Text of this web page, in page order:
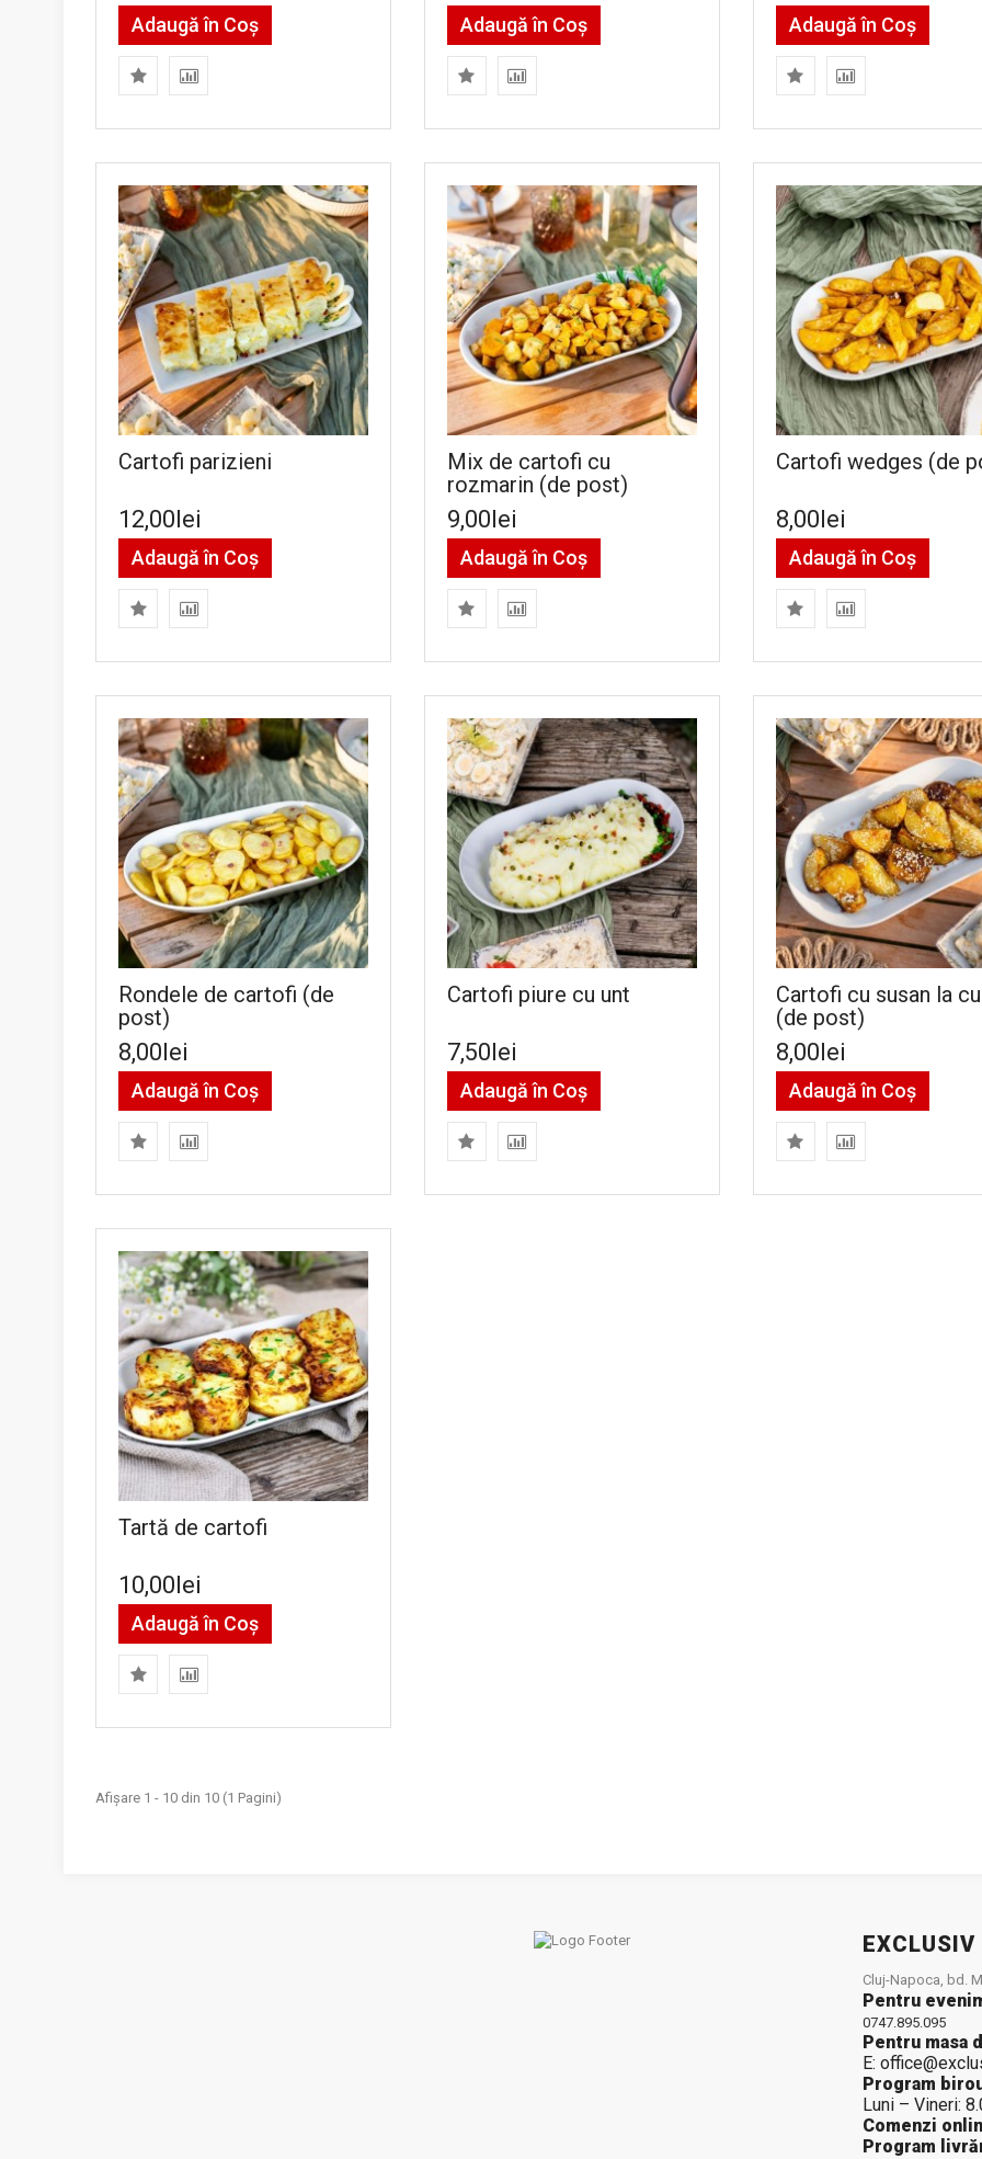
Adaugă în Coş Adaugă în Coş Adaugă în Coş
Cartofi parizieni
12,00lei
Adaugă în Coş
Mix de cartofi cu
rozmarin (de post)
9,00lei
Adaugă în Coş
Cartofi wedges (de
8,00lei
Adaugă în Coş
Rondele de cartofi (de
post)
8,00lei
Adaugă în Coş
Cartofi piure cu unt
7,50lei
Adaugă în Coş
Cartofi cu susan la
(de post)
8,00lei
Adaugă în Coş
Tartă de cartofi
10,00lei
Adaugă în Coş
Afişare 1 - 10 din 10 (1 Pagini)
Cluj-Napoca, bd.
Pentru
0747.895.095
Pentru masa
E:
Program
Luni – Vineri:
Comenzi
Program